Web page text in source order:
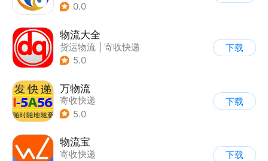
0.0
物流大全
货运物流
寄收快递
5.0
下载
万物流
寄收快递
5.0
下载
物流宝
寄收快递
下载